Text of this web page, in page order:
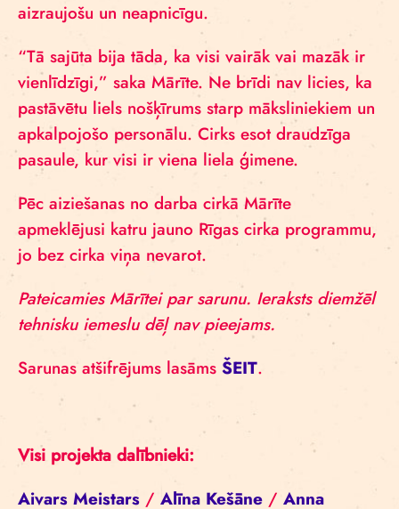
aizraujošu un neapnicīgu.
“Tā sajūta bija tāda, ka visi vairāk vai mazāk ir
vienlīdzīgi,” saka Mārīte. Ne brīdi nav licies, ka
pastāvētu liels nošķīrums starp māksliniekiem un
apkalpojošo personālu. Cirks esot draudzīga
pasaule, kur visi ir viena liela ģimene.
Pēc aiziešanas no darba cirkā Mārīte
apmeklējusi katru jauno Rīgas cirka programmu,
jo bez cirka viņa nevarot.
Pateicamies Mārītei par sarunu. Ieraksts diemžēl
tehnisku iemeslu dēļ nav pieejams.
Sarunas atšifrējums lasāms ŠEIT.
Visi projekta dalībnieki:
Aivars Meistars / Alīna Kešāne / Anna